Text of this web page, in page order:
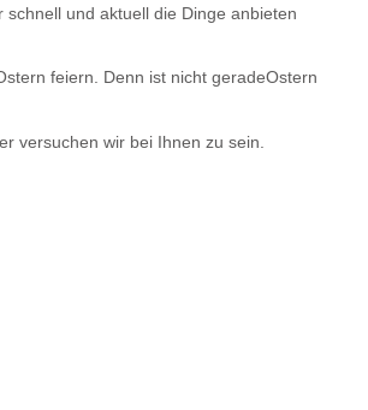
und aktuell die Dinge anbieten
feiern. Denn ist nicht geradeOstern
versuchen wir bei Ihnen zu sein.